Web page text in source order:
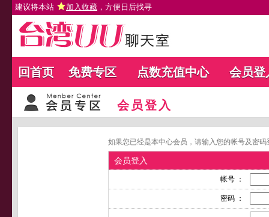
建议将本站 加入收藏 ，方便日后找寻
回首页 免费专区 点数充值中心 会员登
会员登入
如果您已经是本中心会员，请输入您的帐号及密
会员登入
帐号 ：
密码 ：